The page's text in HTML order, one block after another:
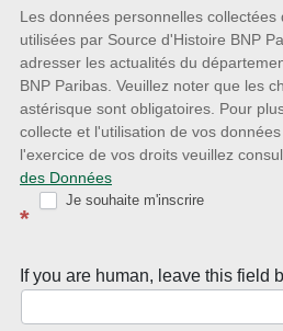
nouveautés
avec
la
Newsletter
Source
d’Histoire
Les données personnelles
utilisées par Source d'Histoire BNP
adresser les actualités du
BNP Paribas. Veuillez noter que les
astérisque sont obligatoires. Pour
collecte et l'utilisation de vos
l'exercice de vos droits veuillez
des Données
*
Je souhaite m'inscrire
If you are human, leave this field